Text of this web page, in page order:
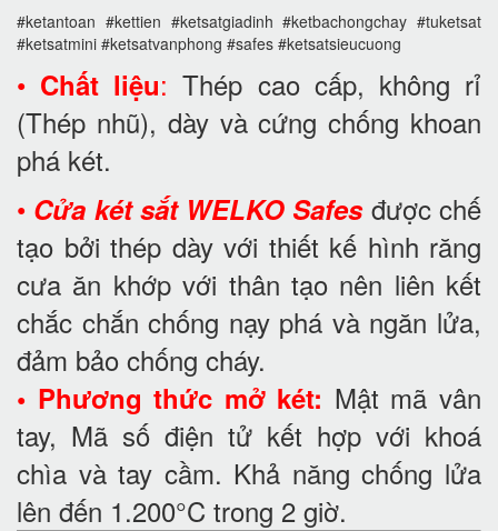
#ketantoan #kettien #ketsatgiadinh #ketbachongchay #tuketsat
#ketsatmini #ketsatvanphong #safes #ketsatsieucuong
• Chất liệu: Thép cao cấp, không rỉ
(Thép nhũ), dày và cứng chống khoan
phá két.
• Cửa két sắt WELKO Safesđược chế
tạo bởi thép dày với thiết kế hình răng
cưa ăn khớp với thân tạo nên liên kết
chắc chắn chống nạy phá và ngăn lửa,
đảm bảo chống cháy.
• Phương thức mở két: Mật mã vân
tay, Mã số điện tử kết hợp với khoá
chìa và tay cầm. Khả năng chống lửa
lên đến 1.200°C trong 2 giờ.